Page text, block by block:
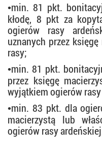
•min. 81 pkt.
kłodę, 8 pkt za
ogierów rasy
uznanych przez
rasy;
•min. 81 pkt.
przez księgę
wyjątkiem ogierów
•min. 83 pkt. dla
macierzystą lub
ogierów rasy